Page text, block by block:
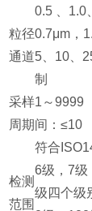
粒径
通道
0.5 、1.0
0.7μm，
5、10、
制
采样
周期
1～
间：≤10
检测
范围
符合
6级，7级
级四个级